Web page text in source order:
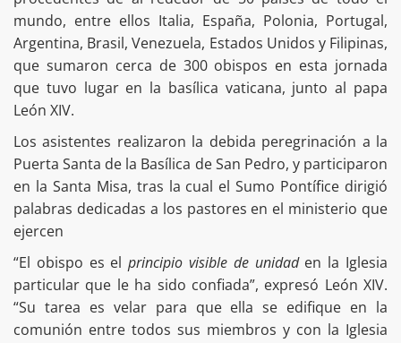
mundo, entre ellos Italia, España, Polonia, Portugal,
Argentina, Brasil, Venezuela, Estados Unidos y Filipinas,
que sumaron cerca de 300 obispos en esta jornada
que tuvo lugar en la basílica vaticana, junto al papa
León XIV.
Los asistentes realizaron la debida peregrinación a la
Puerta Santa de la Basílica de San Pedro, y participaron
en la Santa Misa, tras la cual el Sumo Pontífice dirigió
palabras dedicadas a los pastores en el ministerio que
ejercen
“El obispo es elprincipio visible de unidad en la Iglesia
particular que le ha sido confiada”, expresó León XIV.
“Su tarea es velar para que ella se edifique en la
comunión entre todos sus miembros y con la Iglesia